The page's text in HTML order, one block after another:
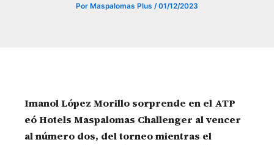
Por Maspalomas Plus /01/12/2023
Imanol López Morillo sorprende en el ATP
eó Hotels Maspalomas Challenger al vencer
al número dos, del torneo mientras el